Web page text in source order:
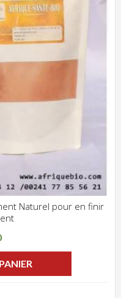
Naturel pour en finir